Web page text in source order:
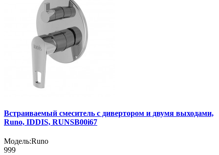
Встраиваемый смеситель с дивертором и двумя выходами,
Runo, IDDIS, RUNSB00i67
Модель:Runo
999